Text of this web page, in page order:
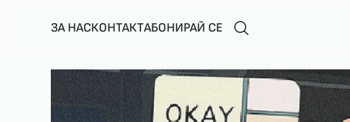
ЗА НАСКОНТАКТАБОНИРАЙ СЕ